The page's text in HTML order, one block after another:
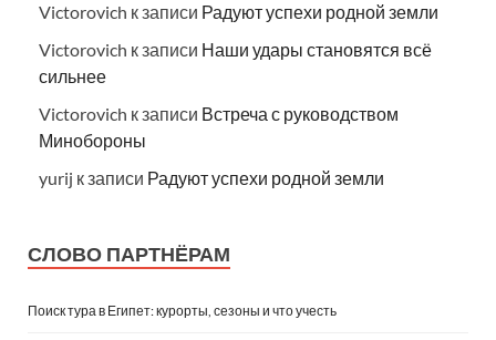
Victorovich к записи Радуют успехи родной земли
Victorovich к записи Наши удары становятся всё
сильнее
Victorovich к записи Встреча с руководством
Минобороны
yurij к записи Радуют успехи родной земли
СЛОВО ПАРТНЁРАМ
Поиск тура в Египет: курорты, сезоны и что учесть